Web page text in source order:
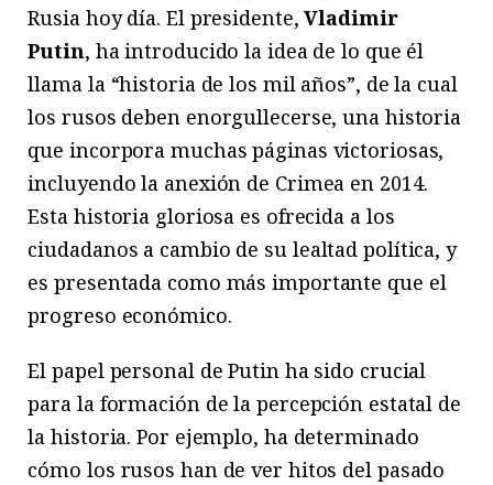
Rusia hoy día. El presidente,Vladimir
Putin, ha introducido la idea de lo que él
llama la “historia de los mil años”, de la cual
los rusos deben enorgullecerse, una historia
que incorpora muchas páginas victoriosas,
incluyendo la anexión de Crimea en 2014.
Esta historia gloriosa es ofrecida a los
ciudadanos a cambio de su lealtad política, y
es presentada como más importante que el
progreso económico.
El papel personal de Putin ha sido crucial
para la formación de la percepción estatal de
la historia. Por ejemplo, ha determinado
cómo los rusos han de ver hitos del pasado